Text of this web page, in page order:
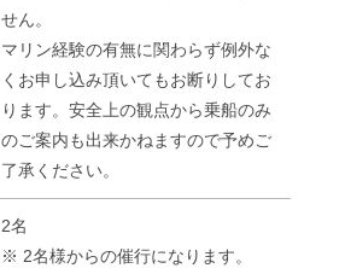
せん。
マリン経験の有無に関わらず例外な
くお申し込み頂いてもお断りしてお
ります。安全上の観点から乗船のみ
のご案内も出来かねますので予めご
了承ください。
2名
※ 2名様からの催行になります。